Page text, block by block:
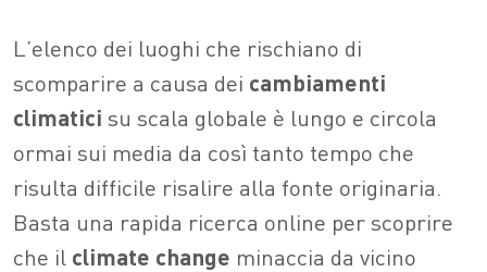
L’elenco dei luoghi che rischiano di
scomparire a causa dei cambiamenti
climatici su scala globale è lungo e circola
ormai sui media da così tanto tempo che
risulta difficile risalire alla fonte originaria.
Basta una rapida ricerca online per scoprire
che il climate change minaccia da vicino